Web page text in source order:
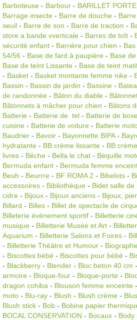
Barboteuse - Barbour - BARILLET
Barrage insecte - Barre de douche -
seuil - Barre de son - Barre de traction -
store a bande vverticale - Barres de toît -
sécurité enfant - Barrière pour chien - Bas
54/56 - Base de fard à paupière - Base
Base de teint Lissante - Base de teint
- Basket - Basket montante femme nike -
Bassin - Bassin de jardin - Bassine -
de randonnée - Bâton du diable -
Bâtonnets à mâcher pour chien - Bâtons
Batterie - Batterie de. tel - Batterie de
cuisine - Batterie de voiture - Batterie
Baudrier - Bavoir - Bayonnette BIPA-
hydratante - BB crème lissante - BB
livres - Bêche - Bella le chat - Béquille
Bermuda enfant - Bermuda femme
Beuh - Beurrre - BF ROMA 2 - Bibelots -
accessoires - Bibliothèque - Bidet salle de
cidre - Bijoux - Bijoux anciens - Bijoux,
Billard - Billes - Billet de spectacle de
Billeterie évènement sportif - Billetterie
musique - Billetterie Musée et Art -
Aquarium - Billetterie Salons et Foires -
- Billetterie Théâtre et Humour -
- Biscottes bébé - Biscottes pour bébé -
- Blackberry - Blender - Bloc beton 40 cm -
armoire - Bloque-four - Bloque-porte -
dragon cohiba - Blouson femme enceinte -
moto - Blu-ray - Blush - Blush crème -
Blush stick - Bob - Bobine papier
BOCAL CONSERVATION - Bocaux - Body